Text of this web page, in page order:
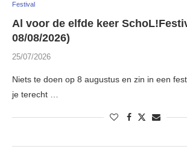
Festival
Al voor de elfde keer
08/08/2026)
25/07/2026
Niets te doen op 8 augustus en zin in een
je terecht …